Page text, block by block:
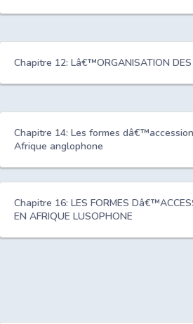
Chapitre 12: Lâ€™ORGANISATION DES
Chapitre 14: Les formes
Afrique anglophone
Chapitre 16: LES FORMES
EN AFRIQUE LUSOPHONE